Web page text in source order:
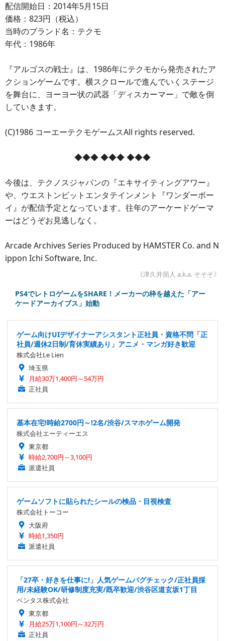
配信開始日：2014年5月15日
価格：823円（税込）
当時のブランド名：テクモ
年代：1986年
『アルゴスの戦士』は、1986年にテクモから発売されたア
クションゲームです。横スクロールで進んでいくステージ
を舞台に、ヨーヨー状の武器「ディスカーマー」で敵を倒
していきます。
(C)1986 コーエーテクモゲームスAll rights reserved.
◆◆◆ ◆◆◆ ◆◆◆
今後は、テクノスジャパンの『エキサイティングアワー』
や、ウエストンビットエンタテインメント『ワンダーボー
イ』が配信予定となっています。往年のアーケードゲーマ
ーはどうぞお見逃しなく。
Arcade Archives Series Produced by HAMSTER Co. and N
ippon Ichi Software, Inc.
《津久井箇人 a.k.a. そそそ》
PS4でレトロゲームをSHARE！メーカーの枠を越えた「アー
ケードアーカイブス」始動
ゲーム向けUIデザイナーアシスタント正社員・資格不問「正
社員/週休2日制/育休実績あり」アニメ・マンガ好き歓迎
株式会社Le Lien
埼玉県
月給30万1,400円～54万円
正社員
基本在宅!時給2700円～!2名/渋谷/スマホゲーム開発
株式会社エーティーエス
東京都
時給2,700円～3,100円
派遣社員
ゲームソフトに貼られたシールの検品・目視検査
株式会社トーコー
大阪府
時給1,350円
派遣社員
「27卒・好きを仕事に!」人気ゲームバグチェック/正社員採
用/未経験OK/研修制度充実/既卒歓迎/渋谷区道玄坂1丁目
ベンタス株式会社
東京都
月給25万1,100円～32万円
正社員